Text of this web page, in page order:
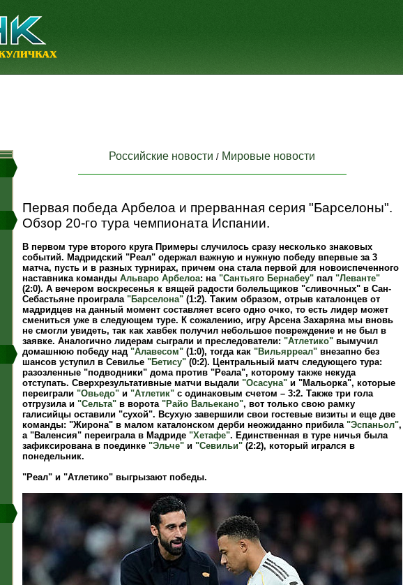
Российские новости / Мировые новости
Первая победа Арбелоа и прерванная серия "Барселоны".
Обзор 20-го тура чемпионата Испании.
В первом туре второго круга Примеры случилось сразу несколько знаковых
событий. Мадридский "Реал" одержал важную и нужную победу впервые за 3
матча, пусть и в разных турнирах, причем она стала первой для новоиспеченного
наставника команды Альваро Арбелоа: на "Сантьяго Бернабеу"пал "Леванте"
(2:0). А вечером воскресенья к вящей радости болельщиков "сливочных" в Сан-
Себастьяне проиграла "Барселона"(1:2). Таким образом, отрыв каталонцев от
мадридцев на данный момент составляет всего одно очко, то есть лидер может
смениться уже в следующем туре. К сожалению, игру Арсена Захаряна мы вновь
не смогли увидеть, так как хавбек получил небольшое повреждение и не был в
заявке. Аналогично лидерам сыграли и преследователи: "Атлетико"вымучил
домашнюю победу над "Алавесом"(1:0), тогда как "Вильярреал"внезапно без
шансов уступил в Севилье "Бетису"(0:2). Центральный матч следующего тура:
разозленные "подводники" дома против "Реала", которому также некуда
отступать. Сверхрезультативные матчи выдали "Осасуна"и "Мальорка", которые
переиграли "Овьедо"и "Атлетик"с одинаковым счетом – 3:2. Также три гола
отгрузила и "Сельта"в ворота "Райо Вальекано", вот только свою рамку
галисийцы оставили "сухой". Всухую завершили свои гостевые визиты и еще две
команды: "Жирона" в малом каталонском дерби неожиданно прибила "Эспаньол",
а "Валенсия" переиграла в Мадриде "Хетафе". Единственная в туре ничья была
зафиксирована в поединке "Эльче"и "Севильи"(2:2), который игрался в
понедельник.
"Реал" и "Атлетико" выгрызают победы.